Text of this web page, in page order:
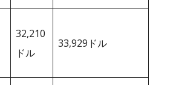
32,210
ドル
33,929ドル